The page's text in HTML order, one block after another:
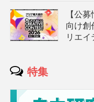
【公
向け創
リエ
特集